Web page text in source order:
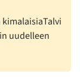
uudelleen